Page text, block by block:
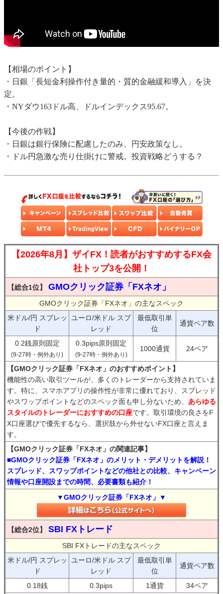
【相場のポイント】
・日銀「長短金利操作付き量的・質的金融緩和導入」を決
定。
・NYダウ163ドル高、ドルインデックス95.67。
【今後の作戦】
・日銀は銀行保険に配慮したのみ、円安政策なし。
・ドル円急激な売り仕掛けに警戒。投資戦略どうする？
【2026年8月】ザイFX！読者がおすすめするFX会
社トップ3を公開！
【総合1位】 GMOクリック証券「FXネオ」
GMOクリック証券「FXネオ」の主なスペック
米ドル/円 スプレッ
ド
ユーロ/米ドル スプ
レッド
最低取引単
位
通貨ペア数
0.2銭原則固定
(9-27時・例外あり)
0.3pips原則固定
(9-27時・例外あり)
1000通貨 24ペア
【GMOクリック証券「FXネオ」のおすすめポイント】
機能性の高い取引ツールが、多くのトレーダーから支持されていま
す。特に、スマホアプリの操作性が非常に優れており、スプレッド
やスワップポイントなどのスペック面も申し分ないため、 あらゆる
スタイルのトレーダーにおすすめの口座です。取引環境の良さをF
X口座選びで優先するなら、選択肢から外せないFX口座と言えま
す。
【GMOクリック証券「FXネオ」の関連記事】
■GMOクリック証券「FXネオ」のメリット・デメリットを解説！
スプレッド、スワップポイントなどの他社との比較、キャンペーン
情報や口座開設までの時間、必要書類も紹介！
▼GMOクリック証券「FXネオ」▼
【総合2位】 SBI FXトレード
SBI FXトレードの主なスペック
米ドル/円 スプレッ
ド
ユーロ/米ドル スプ
レッド
最低取引単
位
通貨ペア数
0.18銭 0.3pips 1通貨
34ペア